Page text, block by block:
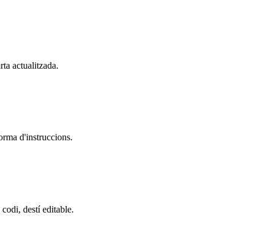
actualitzada.
d'instruccions.
destí editable.